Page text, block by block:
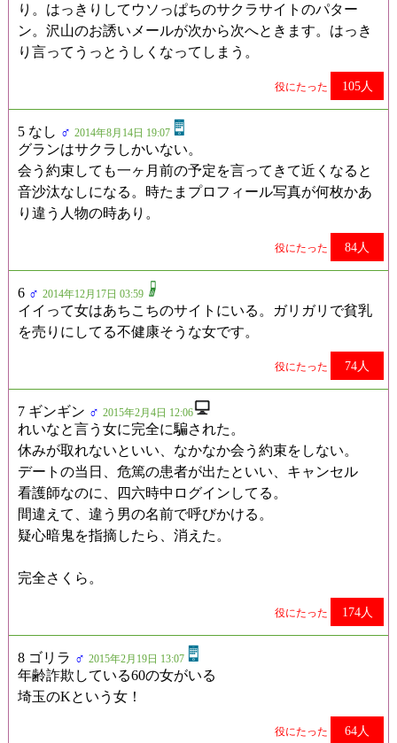
り。はっきりしてウソっぱちのサクラサイトのパター
ン。沢山のお誘いメールが次から次へときます。はっき
り言ってうっとうしくなってしまう。
役にたった 105人
5 なし ♂ 2014年8月14日 19:07
グランはサクラしかいない。
会う約束しても一ヶ月前の予定を言ってきて近くなると
音沙汰なしになる。時たまプロフィール写真が何枚かあ
り違う人物の時あり。
役にたった 84人
6 ♂ 2014年12月17日 03:59
イイって女はあちこちのサイトにいる。ガリガリで貧乳
を売りにしてる不健康そうな女です。
役にたった 74人
7 ギンギン ♂ 2015年2月4日 12:06
れいなと言う女に完全に騙された。
休みが取れないといい、なかなか会う約束をしない。
デートの当日、危篤の患者が出たといい、キャンセル
看護師なのに、四六時中ログインしてる。
間違えて、違う男の名前で呼びかける。
疑心暗鬼を指摘したら、消えた。
完全さくら。
役にたった 174人
8 ゴリラ ♂ 2015年2月19日 13:07
年齢詐欺している60の女がいる
埼玉のKという女！
役にたった 64人